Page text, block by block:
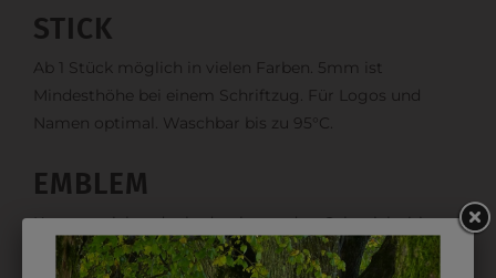
STICK
Ab 1 Stück möglich in vielen Farben. 5mm ist
Mindesthöhe bei einem Schriftzug. Für Logos und
Namen optimal. Waschbar bis zu 95°C.
EMBLEM
Kann gestickt oder bedruckt werden. Sehr vielseitig
einsetzbar und beim Sticken wieder ab 1 Stück